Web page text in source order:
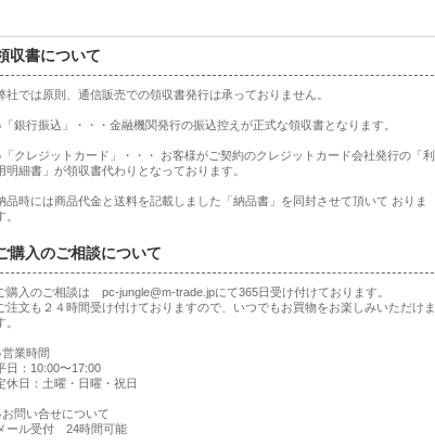
収書について
社では原則、通信販売での領収書発行は承っておりません。
「銀行振込」・・・金融機関発行の振込控えが正式な領収書となります。
「クレジットカード」・・・ お客様がご契約のクレジットカード会社発行の「利
明細書」が領収書代わりとなっております。
品時には商品代金と送料を記載しました「納品書」を同封させて頂いて おりま
。
購入のご相談について
購入のご相談は pc-jungle@m-trade.jpにて365日受け付けております。
注文も２４時間受け付けておりますので、いつでもお買物をお楽しみいただけま
。
営業時間
日：10:00〜17:00
休日：土曜・日曜・祝日
お問い合せについて
ール受付 24時間可能